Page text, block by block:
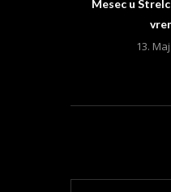
Mesec u
13.